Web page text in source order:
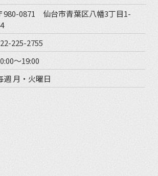
980-0871 仙台市青葉区八幡3丁目1-
225-2755
〜19:00
週 月・火曜日